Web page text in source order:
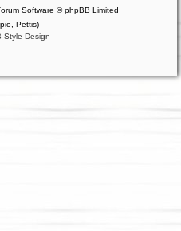
Software © phpBB Limited
Pettis)
Style-Design